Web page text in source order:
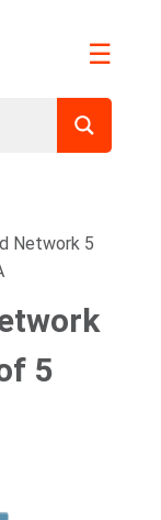
☰
Network 5
5